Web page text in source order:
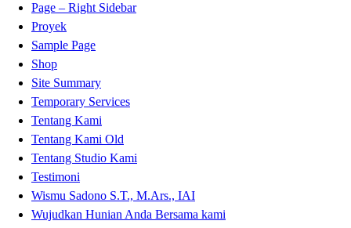
Page – Right Sidebar
Proyek
Sample Page
Shop
Site Summary
Temporary Services
Tentang Kami
Tentang Kami Old
Tentang Studio Kami
Testimoni
Wismu Sadono S.T., M.Ars., IAI
Wujudkan Hunian Anda Bersama kami